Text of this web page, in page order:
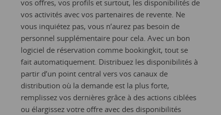
vos offres, vos profils et surtout, les disponibilités de
vos activités avec vos partenaires de revente. Ne
vous inquiétez pas, vous n’aurez pas besoin de
personnel supplémentaire pour cela. Avec un bon
logiciel de réservation comme bookingkit, tout se
fait automatiquement. Distribuez les disponibilités à
partir d’un point central vers vos canaux de
distribution où la demande est la plus forte,
remplissez vos dernières grâce à des actions ciblées
ou élargissez votre offre avec des disponibilités